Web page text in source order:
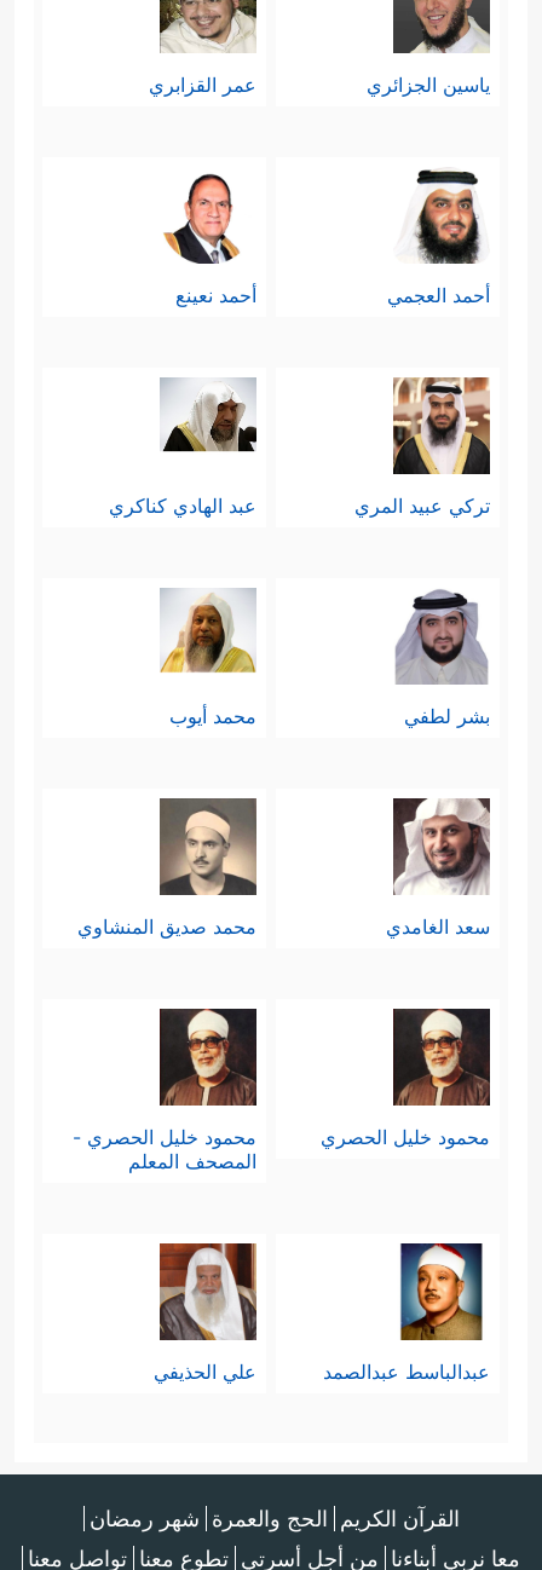
ياسين الجزائري عمر القزابري
أحمد العجمي أحمد نعينع
تركي عبيد المري عبد الهادي كناكري
بشر لطفي محمد أيوب
سعد الغامدي محمد صديق المنشاوي
محمود خليل الحصري
محمود خليل الحصري -
المصحف المعلم
عبدالباسط عبدالصمد علي الحذيفي
القرآن الكريم الحج والعمرة شهر رمضان
معا نربي أبناءنا من أجل أسرتي تطوع معنا تواصل معنا